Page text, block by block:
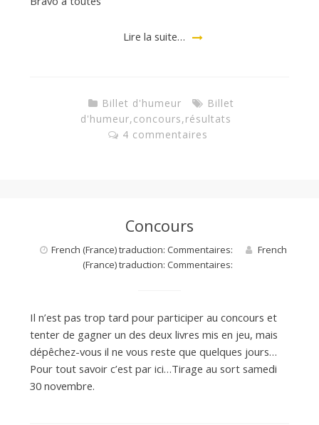
Lire la suite…
Billet d'humeur
Billet
d'humeur,concours,résultats
4 commentaires
Concours
French (France) traduction: Commentaires:
French
(France) traduction: Commentaires:
Il n’est pas trop tard pour participer au concours et
tenter de gagner un des deux livres mis en jeu, mais
dépêchez-vous il ne vous reste que quelques jours…
Pour tout savoir c’est par ici…Tirage au sort samedi
30 novembre.